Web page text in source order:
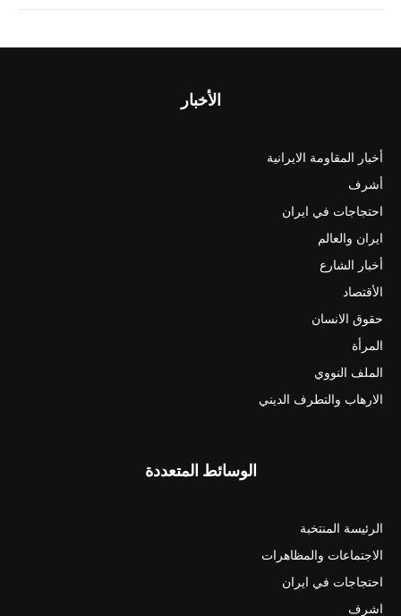
الأخبار
أخبار المقاومة الايرانية
أشرف
احتجاجات في ايران
ايران والعالم
أخبار الشارع
الأقتصاد
حقوق الانسان
المرأة
الملف النووي
الارهاب والتطرف الديني
الوسائط المتعددة
الرئيسة المنتخبة
الاجتماعات والمظاهرات
احتجاجات في ايران
اشرف